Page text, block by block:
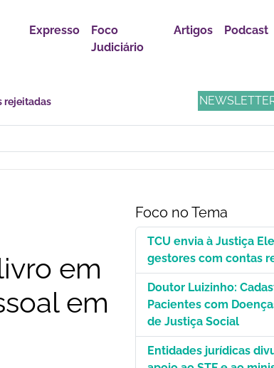
Expresso
Foco
Judiciário
Artigos Podcast
Raras é Medida de Justiça
em
em
Foco no Tema
TCU envia à Justiça
gestores com contas
Doutor Luizinho:
Pacientes com
de Justiça Social
Entidades jurídicas